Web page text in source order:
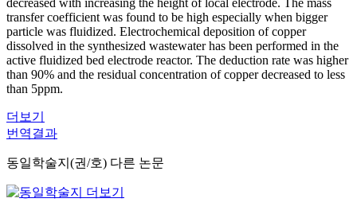
decreased with increasing the height of local electrode. The mass
transfer coefficient was found to be high especially when bigger
particle was fluidized. Electrochemical deposition of copper
dissolved in the synthesized wastewater has been performed in the
active fluidized bed electrode reactor. The deduction rate was higher
than 90% and the residual concentration of copper decreased to less
than 5ppm.
더보기
번역결과
동일학술지(권/호) 다른 논문